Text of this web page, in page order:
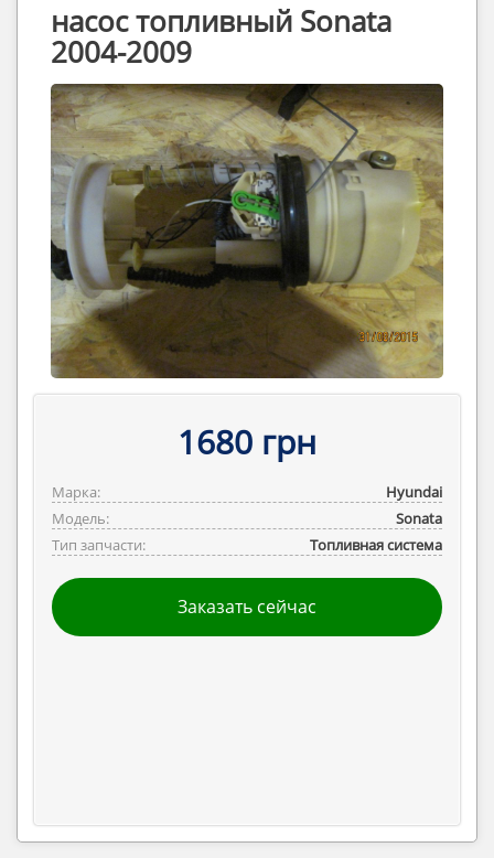
насос топливный Sonata
2004-2009
1680 грн
Марка:
Hyundai
Модель:
Sonata
Тип запчасти:
Топливная система
Заказать сейчас